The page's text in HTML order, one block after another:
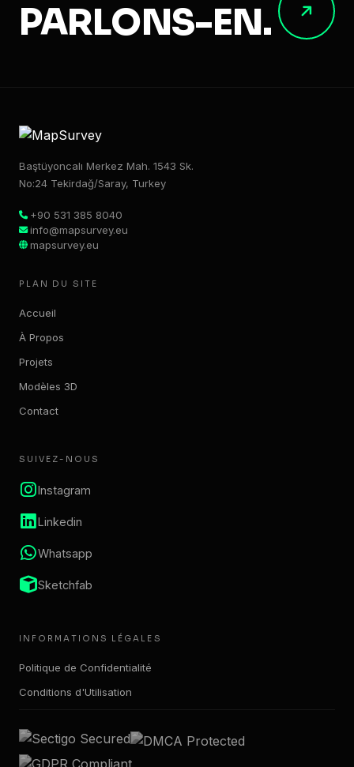
PARLONS-EN.
Baştüyoncalı Merkez Mah. 1543 Sk.
No:24 Tekirdağ/Saray, Turkey
+90 531 385 8040
info@mapsurvey.eu
mapsurvey.eu
PLAN DU SITE
Accueil
À Propos
Projets
Modèles 3D
Contact
SUIVEZ-NOUS
Instagram
Linkedin
Whatsapp
Sketchfab
INFORMATIONS LÉGALES
Politique de Confidentialité
Conditions d'Utilisation